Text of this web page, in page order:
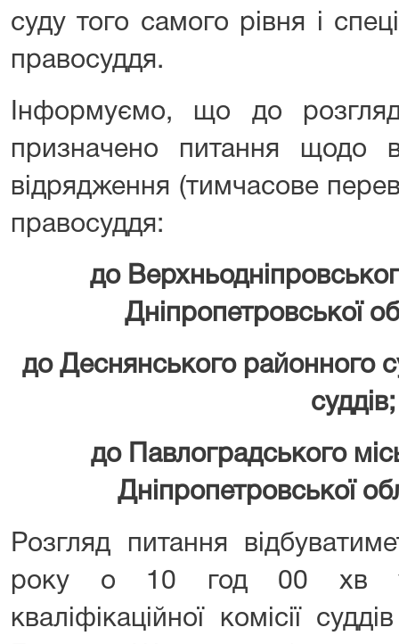
суду того самого рівня і
правосуддя.
Інформуємо, що до
призначено питання щодо
відрядження (тимчасове
правосуддя:
до
Дніпропетровської
до Деснянського районного
суддів;
до Павлоградського
Дніпропетровської
Розгляд питання
року о 10 год 00 хв у
кваліфікаційної комісії